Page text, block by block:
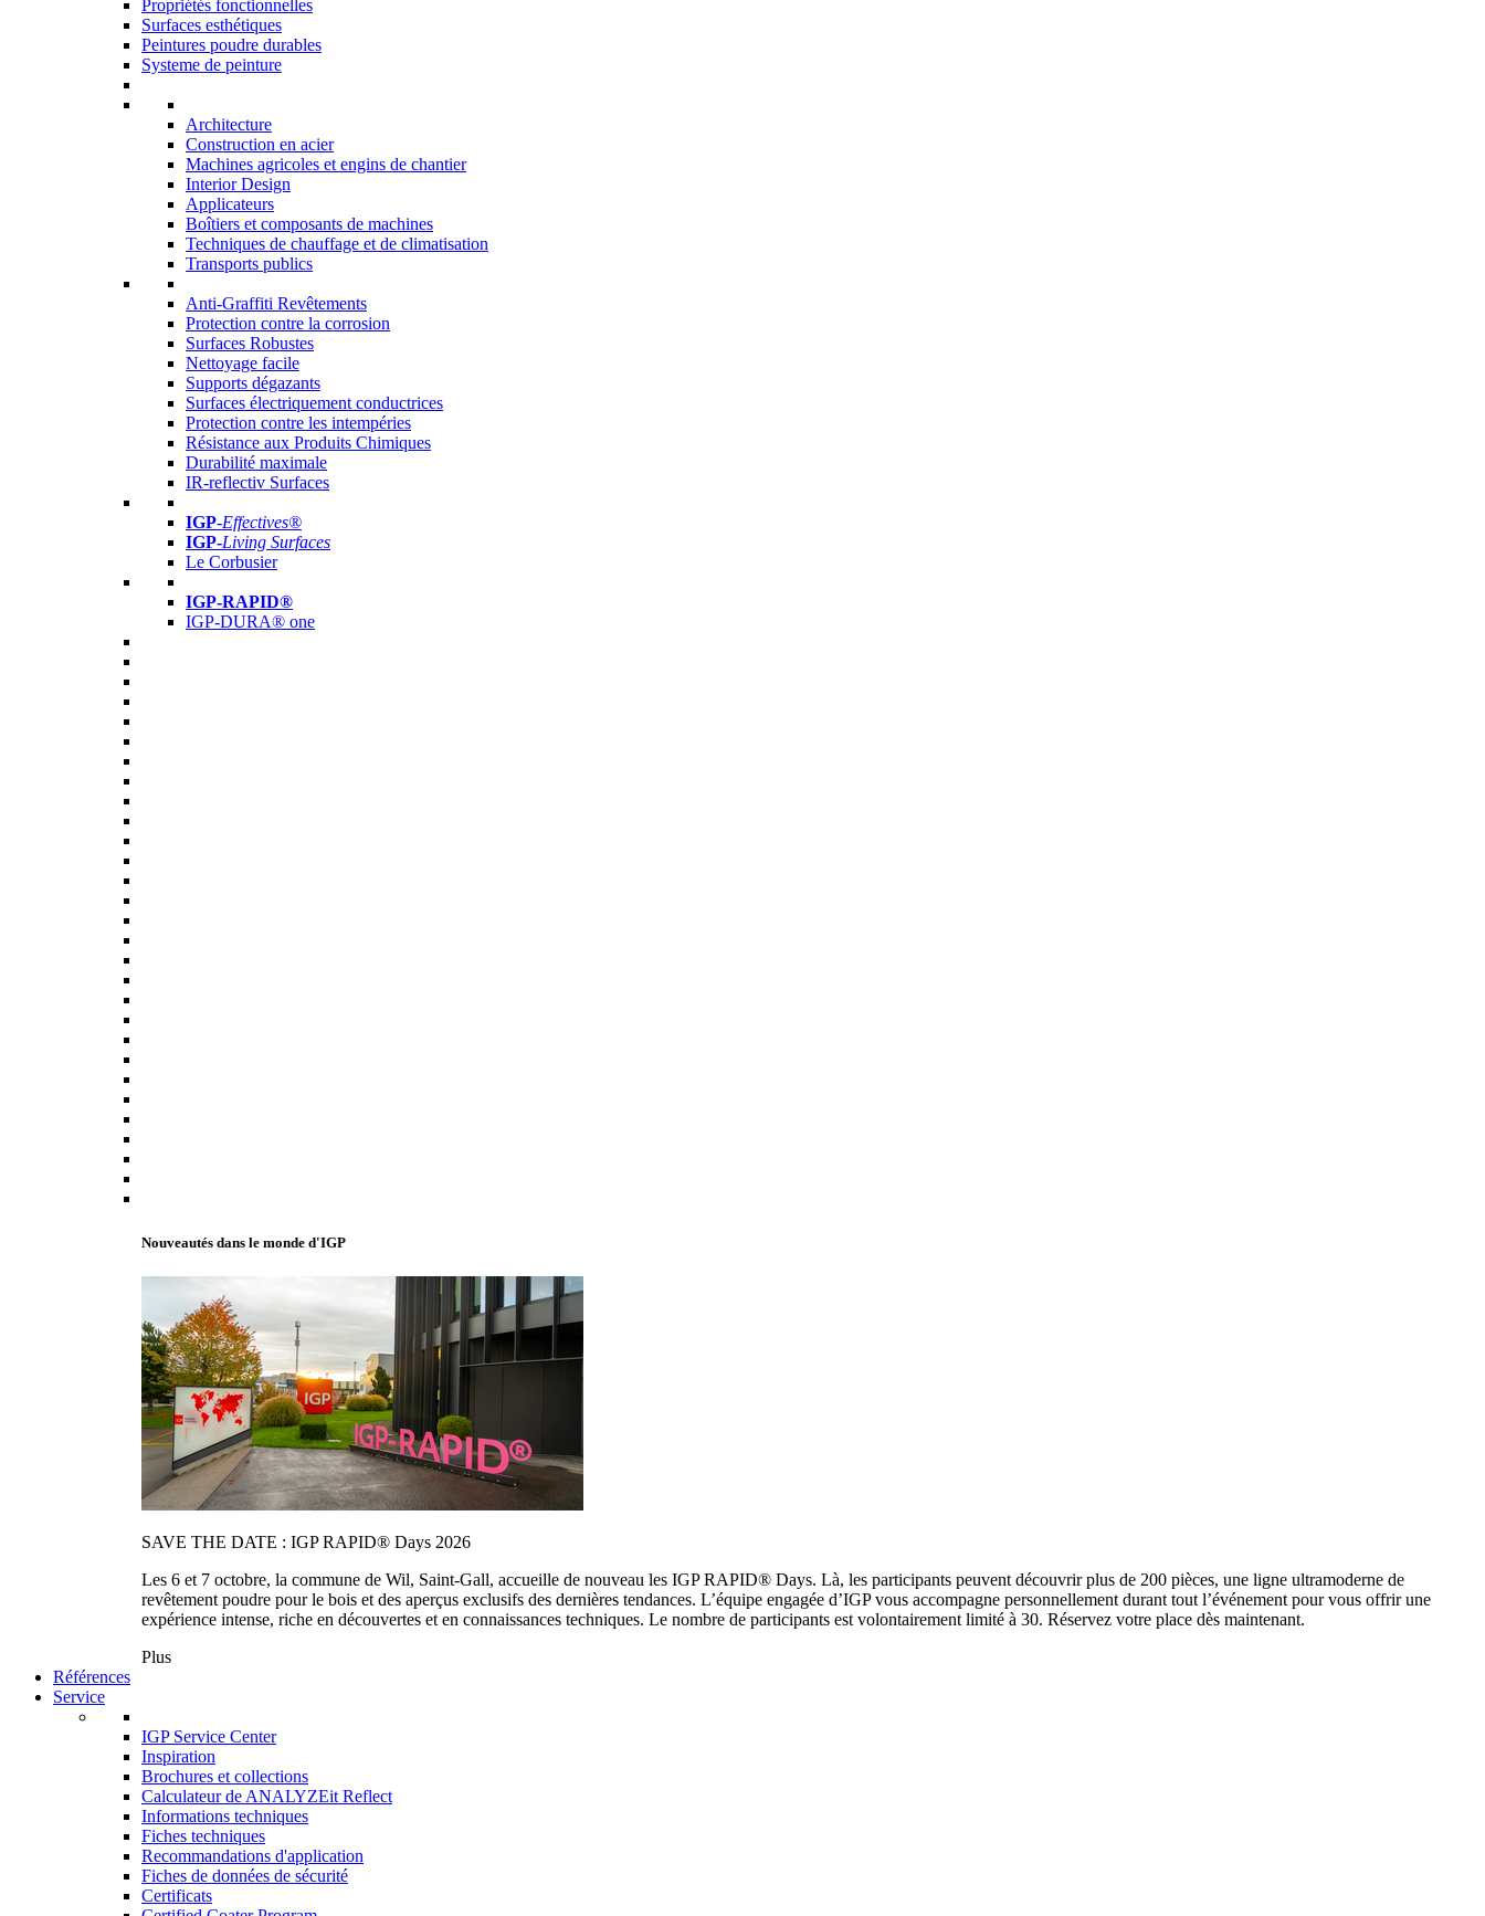
Propriétés fonctionnelles
Surfaces esthétiques
Peintures poudre durables
Systeme de peinture
Architecture
Construction en acier
Machines agricoles et engins de chantier
Interior Design
Applicateurs
Boîtiers et composants de machines
Techniques de chauffage et de climatisation
Transports publics
Anti-Graffiti Revêtements
Protection contre la corrosion
Surfaces Robustes
Nettoyage facile
Supports dégazants
Surfaces électriquement conductrices
Protection contre les intempéries
Résistance aux Produits Chimiques
Durabilité maximale
IR-reflectiv Surfaces
IGP-Effectives®
IGP-Living Surfaces
Le Corbusier
IGP-RAPID®
IGP-DURA® one
Nouveautés dans le monde d'IGP
SAVE THE DATE : IGP RAPID® Days 2026
Les 6 et 7 octobre, la commune de Wil, Saint-Gall, accueille de nouveau les IGP RAPID® Days. Là, les participants peuvent découvrir plus de 200 pièces, une ligne ultramoderne de
revêtement poudre pour le bois et des aperçus exclusifs des dernières tendances. L’équipe engagée d’IGP vous accompagne personnellement durant tout l’événement pour vous offrir une
expérience intense, riche en découvertes et en connaissances techniques. Le nombre de participants est volontairement limité à 30. Réservez votre place dès maintenant.
Plus
Références
Service
IGP Service Center
Inspiration
Brochures et collections
Calculateur de ANALYZEit Reflect
Informations techniques
Fiches techniques
Recommandations d'application
Fiches de données de sécurité
Certificats